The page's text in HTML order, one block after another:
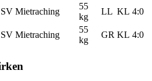
Mietraching
55
kg
LL KL 4:0
Mietraching
55
kg
GR KL 4:0